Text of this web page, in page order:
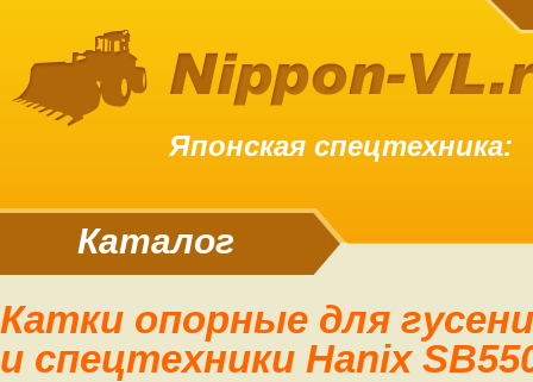
Японская спецтехника:
Каталог
Катки опорные для гусениц экскаваторов
и спецтехники Hanix